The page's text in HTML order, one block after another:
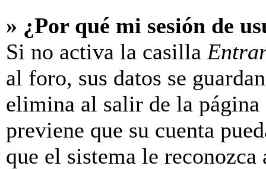
» ¿Por qué mi sesión de
Si no activa la casilla
al foro, sus datos se
elimina al salir de la
previene que su cuenta
que el sistema le